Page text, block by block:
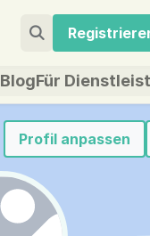
BlogFür
Profil anpassen